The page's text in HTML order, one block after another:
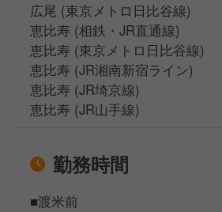
広尾 (東京メトロ日比谷線)
恵比寿 (相鉄・JR直通線)
恵比寿 (東京メトロ日比谷線)
恵比寿 (JR湘南新宿ライン)
恵比寿 (JR埼京線)
恵比寿 (JR山手線)
勤務時間
■渡米前